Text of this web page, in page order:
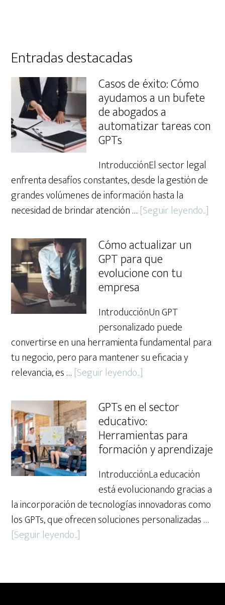
Primary
Sidebar
Entradas destacadas
Casos de éxito: Cómo
ayudamos a un bufete
de abogados a
automatizar tareas con
GPTs
IntroducciónEl sector legal
enfrenta desafíos constantes, desde la gestión de
grandes volúmenes de información hasta la
necesidad de brindar atención … [Seguir leyendo...]
de
Cómo actualizar un
GPT para que
evolucione con tu
empresa
IntroducciónUn GPT
personalizado puede
convertirse en una herramienta fundamental para
tu negocio, pero para mantener su eficacia y
relevancia, es … [Seguir leyendo...]
actualizar
un
GPT
para
evolucione
con
tu
empresa
GPTs en el sector
educativo:
Herramientas para
formación y aprendizaje
IntroducciónLa educación
está evolucionando gracias a
la incorporación de tecnologías innovadoras como
los GPTs, que ofrecen soluciones personalizadas …
[Seguir leyendo...]
el